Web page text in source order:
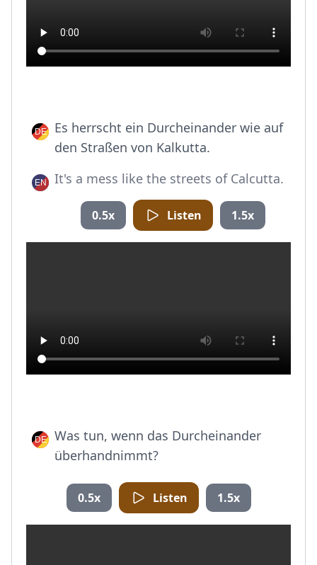
Es herrscht ein Durcheinander wie auf
den Straßen von Kalkutta.
It's a mess like the streets of Calcutta.
0.5x Listen 1.5x
Was tun, wenn das Durcheinander
überhandnimmt?
0.5x Listen 1.5x